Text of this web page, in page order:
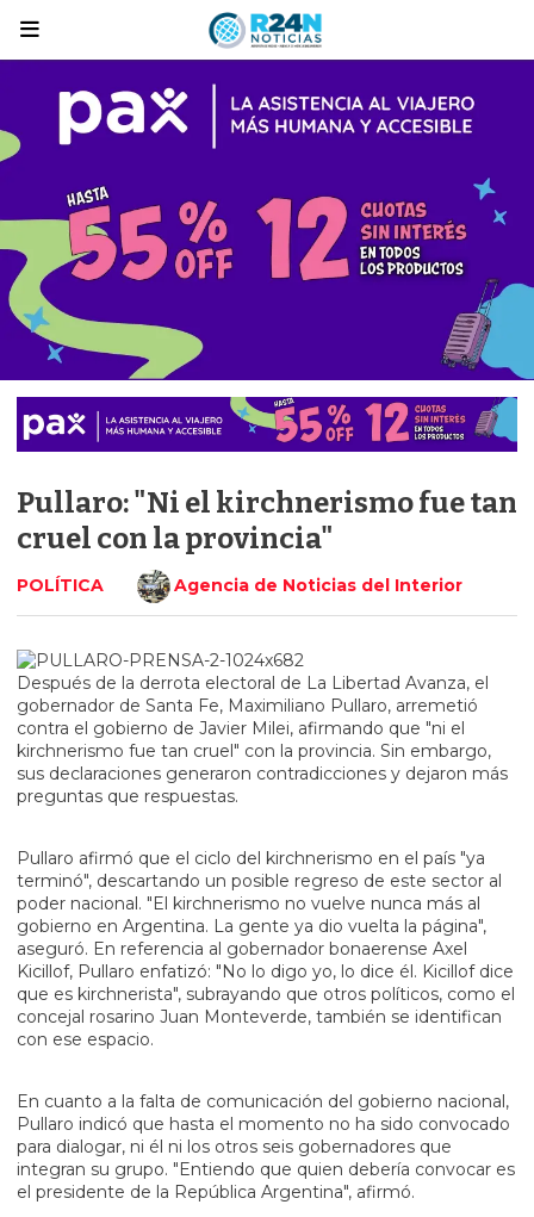
Pullaro: "Ni el kirchnerismo fue tan
cruel con la provincia"
POLÍTICA Agencia de Noticias del Interior
Después de la derrota electoral de La Libertad Avanza, el
gobernador de Santa Fe, Maximiliano Pullaro, arremetió
contra el gobierno de Javier Milei, afirmando que "ni el
kirchnerismo fue tan cruel" con la provincia. Sin embargo,
sus declaraciones generaron contradicciones y dejaron más
preguntas que respuestas.
Pullaro afirmó que el ciclo del kirchnerismo en el país "ya
terminó", descartando un posible regreso de este sector al
poder nacional. "El kirchnerismo no vuelve nunca más al
gobierno en Argentina. La gente ya dio vuelta la página",
aseguró. En referencia al gobernador bonaerense Axel
Kicillof, Pullaro enfatizó: "No lo digo yo, lo dice él. Kicillof dice
que es kirchnerista", subrayando que otros políticos, como el
concejal rosarino Juan Monteverde, también se identifican
con ese espacio.
En cuanto a la falta de comunicación del gobierno nacional,
Pullaro indicó que hasta el momento no ha sido convocado
para dialogar, ni él ni los otros seis gobernadores que
integran su grupo. "Entiendo que quien debería convocar es
el presidente de la República Argentina", afirmó.